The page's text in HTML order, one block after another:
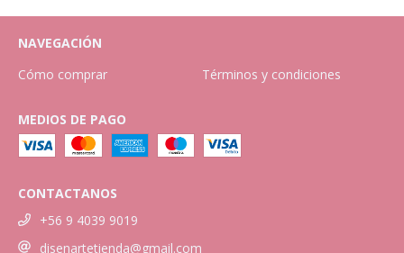
NAVEGACIÓN
Cómo comprar
Términos y condiciones
MEDIOS DE PAGO
CONTACTANOS
+56 9 4039 9019
disenartetienda@gmail.com